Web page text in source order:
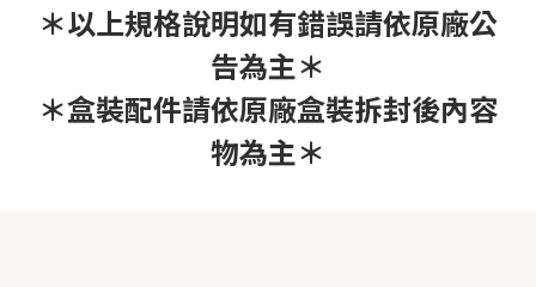
＊以上規格說明如有錯誤請依原廠公
告為主＊
＊盒裝配件請依原廠盒裝拆封後內容
物為主＊